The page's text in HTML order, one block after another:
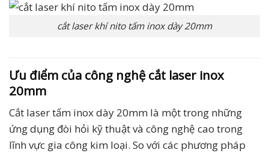
cắt laser khí nito tấm inox dày 20mm
Ưu điểm của công nghệ cắt laser inox
20mm
Cắt laser tấm inox dày 20mm là một trong những
ứng dụng đòi hỏi kỹ thuật và công nghệ cao trong
lĩnh vực gia công kim loại. So với các phương pháp